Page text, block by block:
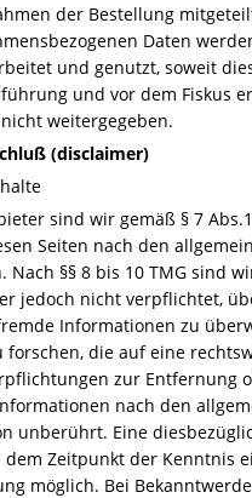
der Bestellung
Daten
und genutzt, soweit
und vor dem Fiskus
weitergegeben.
(disclaimer)
sind wir gemäß § 7
Seiten nach den
Nach §§ 8 bis 10 TMG sind
jedoch nicht verpflichtet,
Informationen zu
forschen, die auf eine
zur Entfernung
nach den
unberührt. Eine
dem Zeitpunkt der Kenntnis
möglich. Bei